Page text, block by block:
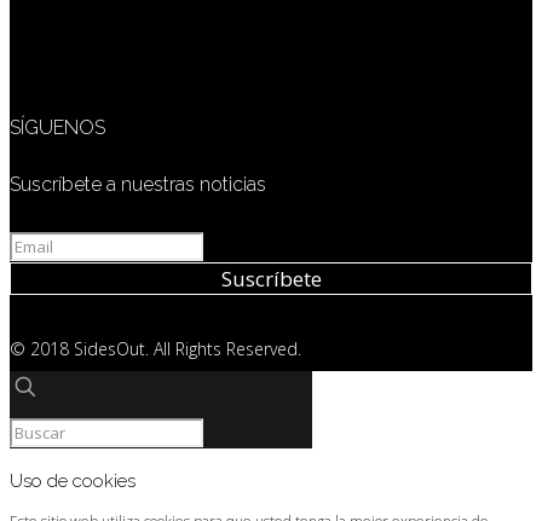
SÍGUENOS
Suscríbete a nuestras noticias
© 2018 SidesOut. All Rights Reserved.
Uso de cookies